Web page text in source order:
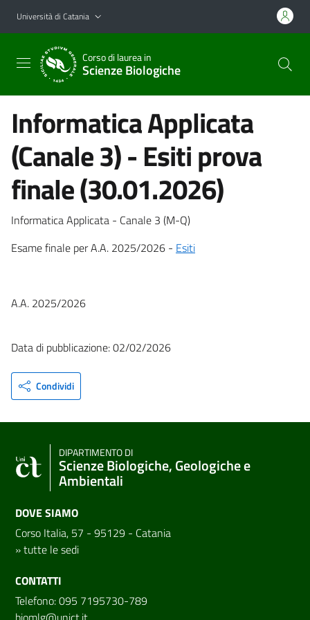
Vai al contenuto principale
Vai al menu di navigazione
Università di Catania
Corso di laurea in
Scienze Biologiche
Informatica Applicata
(Canale 3) - Esiti prova
finale (30.01.2026)
Informatica Applicata - Canale 3 (M-Q)
Esame finale per A.A. 2025/2026 - Esiti
A.A. 2025/2026
Data di pubblicazione: 02/02/2026
Condividi
DIPARTIMENTO DI
Scienze Biologiche, Geologiche e
Ambientali
DOVE SIAMO
Corso Italia, 57 - 95129 - Catania
»tutte le sedi
CONTATTI
Telefono: 095 7195730-789